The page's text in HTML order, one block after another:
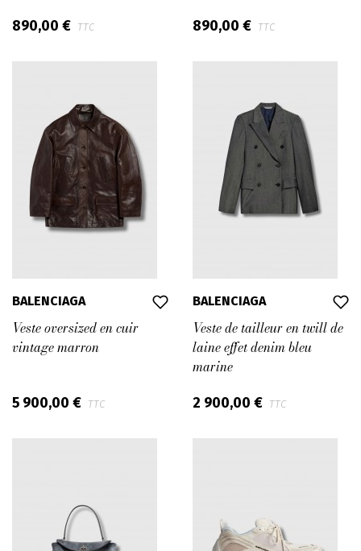
890,00 € TTC 890,00 € TTC
BALENCIAGA
Veste oversized en cuir
vintage marron
5 900,00 € TTC
BALENCIAGA
Veste de tailleur en twill de
laine effet denim bleu
marine
2 900,00 € TTC